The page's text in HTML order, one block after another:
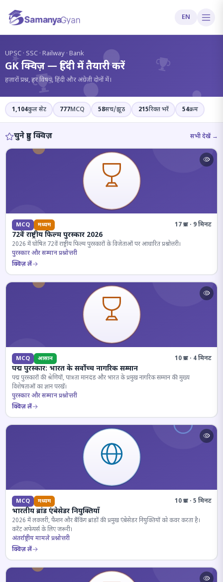
EN
?
UPSC · SSC · Railway · Bank
GK क्विज़ — हिंदी में तैयारी करें
हज़ारों प्रश्न, हर विषय, हिंदी और अंग्रेज़ी दोनों में।
1,104कुल सेट 777MCQ 58सच/झूठ 215रिक्त भरें 54क्रम
चुने हुए क्विज़ सभी देखें →
MCQ मध्यम 17 प्रश्न · 9 मिनट
72वें राष्ट्रीय फिल्म पुरस्कार 2026
2026 में घोषित 72वें राष्ट्रीय फिल्म पुरस्कारों के विजेताओं पर आधारित प्रश्नोत्तरी।
पुरस्कार और सम्मान प्रश्नोत्तरी
क्विज़ लें
MCQ आसान 10 प्रश्न · 4 मिनट
पद्म पुरस्कार: भारत के सर्वोच्च नागरिक सम्मान
पद्म पुरस्कारों की श्रेणियों, पात्रता मानदंड और भारत के प्रमुख नागरिक सम्मान की मुख्य
विशेषताओं का ज्ञान परखें।
पुरस्कार और सम्मान प्रश्नोत्तरी
क्विज़ लें
MCQ मध्यम 10 प्रश्न · 5 मिनट
भारतीय ब्रांड एंबेसेडर नियुक्तियाँ
2026 में लक्जरी, फैशन और बैंकिंग ब्रांडों की प्रमुख एंबेसेडर नियुक्तियों को कवर करता है।
करेंट अफेयर्स के लिए जरूरी।
अंतर्राष्ट्रीय मामले प्रश्नोत्तरी
क्विज़ लें